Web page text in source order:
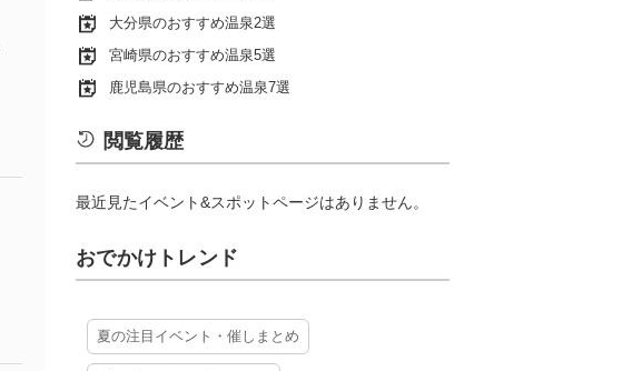
大分県のおすすめ温泉2選
宮崎県のおすすめ温泉5選
鹿児島県のおすすめ温泉7選
閲覧履歴
最近見たイベント&スポットページはありません。
おでかけトレンド
夏の注目イベント・催しまとめ